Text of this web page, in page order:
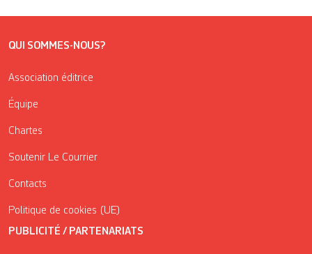
QUI SOMMES-NOUS?
Association éditrice
Équipe
Chartes
Soutenir Le Courrier
Contacts
Politique de cookies (UE)
PUBLICITÉ / PARTENARIATS